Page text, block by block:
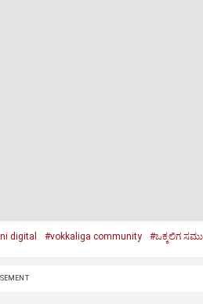
digital #vokkaliga community #ಒಕ್ಕಲಿಗ